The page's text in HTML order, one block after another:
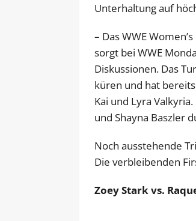
Unterhaltung auf
– Das WWE
sorgt bei WWE
Diskussionen. Das
küren und hat
Kai und Lyra
und Shayna Baszler
Noch ausstehende
Die verbleibenden
Zoey Stark vs.